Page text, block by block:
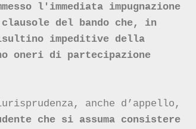
l'immediata impugnazione
del bando che, in
impeditive della
oneri di partecipazione
anche d’appello,
che si assuma consistere